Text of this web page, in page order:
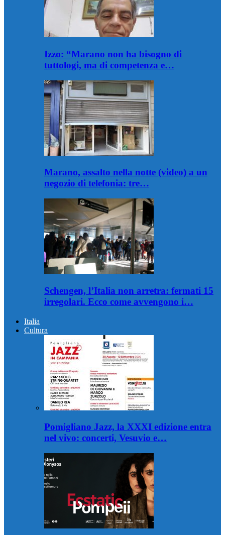
Izzo: “Marano non ha bisogno di
tuttologi, ma di competenza e…
Marano, assalto nella notte (video) a un
negozio di telefonia: tre…
Schengen, l’Italia non arretra: fermati 15
irregolari. Ecco come avvengono i…
Italia
Cultura
Pomigliano Jazz, la XXXI edizione entra
nel vivo: concerti, Vesuvio e…